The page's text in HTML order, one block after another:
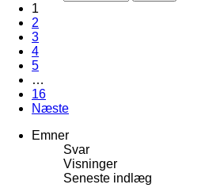
1
2
3
4
5
…
16
Næste
Emner
Svar
Visninger
Seneste indlæg